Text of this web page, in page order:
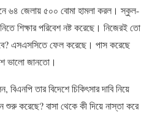
৬৪ জেলায় ৫০০ বোমা হামলা করল। স্কুল-
শিক্ষার পরিবেশ নষ্ট করেছে। নিজেরই তো
এসএসসিতে ফেল করেছে। পাস করেছে
ভালো জানতো।
বিএনপি তার বিদেশে চিকিৎসার দাবি নিয়ে
করেছে? বাসা থেকে কী দিয়ে নাস্তা করে